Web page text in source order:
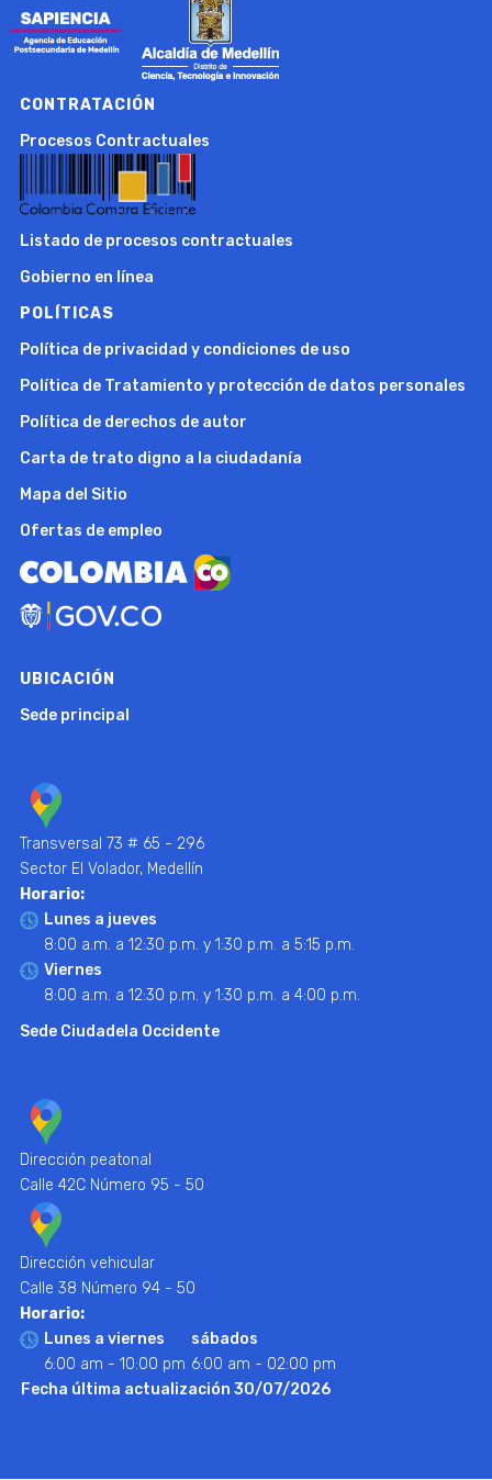
CONTRATACIÓN
Procesos Contractuales
Listado de procesos contractuales
Gobierno en línea
POLÍTICAS
Política de privacidad y condiciones de uso
Política de Tratamiento y protección de datos personales
Política de derechos de autor
Carta de trato digno a la ciudadanía
Mapa del Sitio
Ofertas de empleo
UBICACIÓN
Sede principal
Transversal 73 # 65 - 296
Sector El Volador, Medellín
Horario:
Lunes a jueves
8:00 a.m. a 12:30 p.m. y 1:30 p.m. a 5:15 p.m.
Viernes
8:00 a.m. a 12:30 p.m. y 1:30 p.m. a 4:00 p.m.
Sede Ciudadela Occidente
Dirección peatonal
Calle 42C Número 95 - 50
Dirección vehicular
Calle 38 Número 94 - 50
Horario:
Lunes a viernes
6:00 am - 10:00 pm
sábados
6:00 am - 02:00 pm
Fecha última actualización 30/07/2026